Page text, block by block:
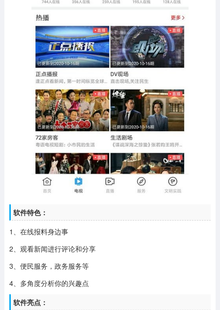
软件特色：
1、在线报料身边事
2、观看新闻进行评论和分享
3、便民服务，政务服务等
4、多角度分析你的兴趣点
软件亮点：